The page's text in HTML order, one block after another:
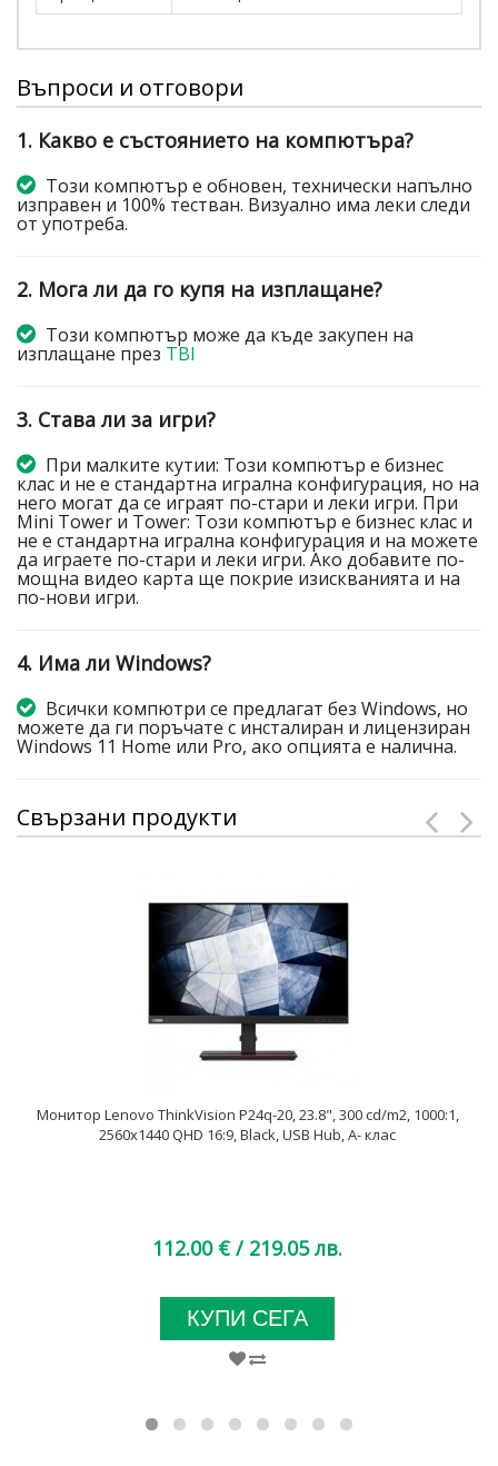
Въпроси и отговори
1. Какво е състоянието на компютъра?
Този компютър е обновен, технически напълно
изправен и 100% тестван. Визуално има леки следи
от употреба.
2. Мога ли да го купя на изплащане?
Този компютър може да къде закупен на
изплащане през TBI
3. Става ли за игри?
При малките кутии: Този компютър е бизнес
клас и не е стандартна игрална конфигурация, но на
него могат да се играят по-стари и леки игри. При
Mini Tower и Tower: Този компютър е бизнес клас и
не е стандартна игрална конфигурация и на можете
да играете по-стари и леки игри. Ако добавите по-
мощна видео карта ще покрие изискванията и на
по-нови игри.
4. Има ли Windows?
Всички компютри се предлагат без Windows, но
можете да ги поръчате с инсталиран и лицензиран
Windows 11 Home или Pro, ако опцията е налична.
Свързани продукти
Монитор Lenovo ThinkVision P24q-20, 23.8", 300 cd/m2, 1000:1,
2560x1440 QHD 16:9, Black, USB Hub, A- клас
112.00 € / 219.05 лв.
КУПИ СЕГА